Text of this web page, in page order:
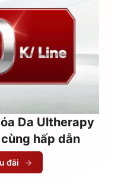
Da Ultherapy
hấp dẫn
đãi →